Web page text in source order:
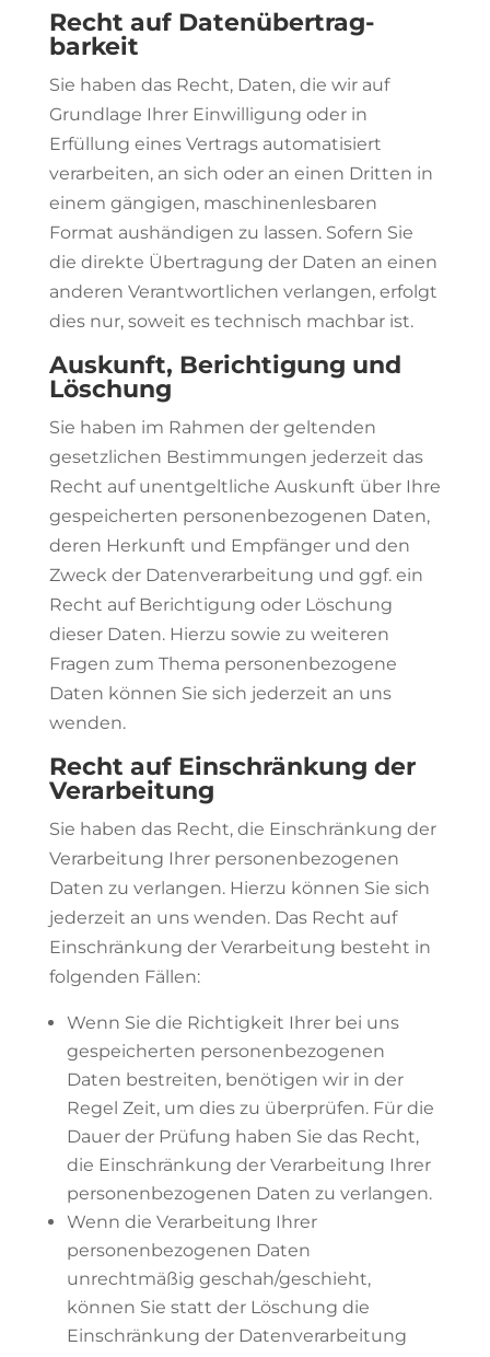
Recht auf Daten­übertrag­
barkeit
Sie haben das Recht, Daten, die wir auf
Grundlage Ihrer Einwilligung oder in
Erfüllung eines Vertrags automatisiert
verarbeiten, an sich oder an einen Dritten in
einem gängigen, maschinenlesbaren
Format aushändigen zu lassen. Sofern Sie
die direkte Übertragung der Daten an einen
anderen Verantwortlichen verlangen, erfolgt
dies nur, soweit es technisch machbar ist.
Auskunft, Berichtigung und
Löschung
Sie haben im Rahmen der geltenden
gesetzlichen Bestimmungen jederzeit das
Recht auf unentgeltliche Auskunft über Ihre
gespeicherten personenbezogenen Daten,
deren Herkunft und Empfänger und den
Zweck der Datenverarbeitung und ggf. ein
Recht auf Berichtigung oder Löschung
dieser Daten. Hierzu sowie zu weiteren
Fragen zum Thema personenbezogene
Daten können Sie sich jederzeit an uns
wenden.
Recht auf Einschränkung der
Verarbeitung
Sie haben das Recht, die Einschränkung der
Verarbeitung Ihrer personenbezogenen
Daten zu verlangen. Hierzu können Sie sich
jederzeit an uns wenden. Das Recht auf
Einschränkung der Verarbeitung besteht in
folgenden Fällen:
Wenn Sie die Richtigkeit Ihrer bei uns
gespeicherten personenbezogenen
Daten bestreiten, benötigen wir in der
Regel Zeit, um dies zu überprüfen. Für die
Dauer der Prüfung haben Sie das Recht,
die Einschränkung der Verarbeitung Ihrer
personenbezogenen Daten zu verlangen.
Wenn die Verarbeitung Ihrer
personenbezogenen Daten
unrechtmäßig geschah/geschieht,
können Sie statt der Löschung die
Einschränkung der Datenverarbeitung